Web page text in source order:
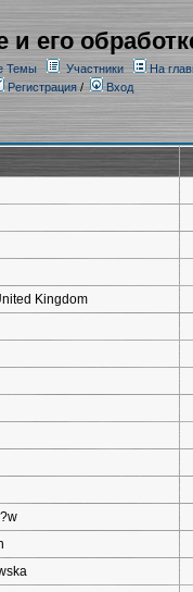
и его
Темы Участники
На
Регистрация/ Вход
Kingdom